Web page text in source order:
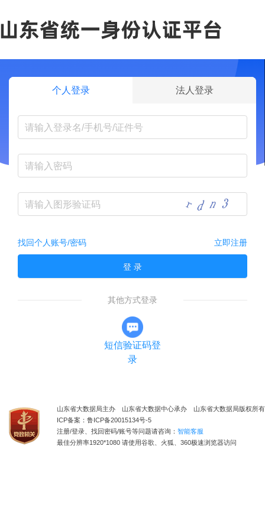
个人登录 法人登录
找回个人账号/密码 立即注册
登 录
其他方式登录
短信验证码登
录
山东省大数据局主办 山东省大数据中心承办 山东省大数据局版权所有
ICP备案：鲁ICP备20015134号-5
注册/登录、找回密码/账号等问题请咨询： 智能客服
最佳分辨率1920*1080 请使用谷歌、火狐、360极速浏览器访问